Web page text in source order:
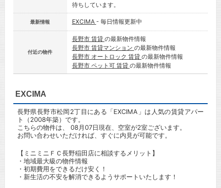
待ちしています。
最新情報 EXCIMA - 毎日情報更新中
付近の物件
長野市 賃貸 の最新物件情報
長野市 賃貸マンション の最新物件情報
長野市 オートロック 賃貸 の最新物件情報
長野市 ペット可 賃貸 の最新物件情報
EXCIMA
長野県長野市松岡2丁目にある「EXCIMA」は人気の賃貸アパー
ト（2008年築）です。
こちらの物件は、 08月07日現在、空室が2室ございます。
お問い合わせいただければ、すぐに内見が可能です。
【ミニミニＦＣ長野稲田店に相談するメリット】
・地域最大級の物件情報
・初期費用をできるだけ安く！
・新生活の不安を解消できるようサポートいたします！